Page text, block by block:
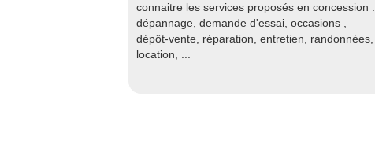
connaitre les services proposés en concession :
dépannage, demande d'essai, occasions ,
dépôt-vente, réparation, entretien, randonnées,
location, ...